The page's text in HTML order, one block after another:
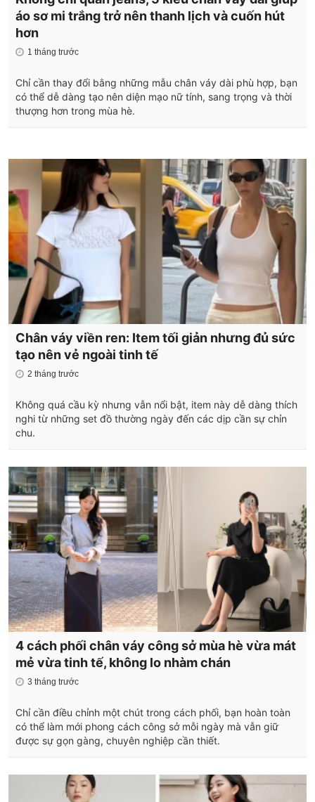
áo sơ mi trắng trở nên thanh lịch và cuốn hút
hơn
1 tháng trước
Chỉ cần thay đổi bằng những mẫu chân váy dài phù hợp, bạn
có thể dễ dàng tạo nên diện mạo nữ tính, sang trọng và thời
thượng hơn trong mùa hè.
Chân váy viền ren: Item tối giản nhưng đủ sức
tạo nên vẻ ngoài tinh tế
2 tháng trước
Không quá cầu kỳ nhưng vẫn nổi bật, item này dễ dàng thích
nghi từ những set đồ thường ngày đến các dịp cần sự chỉn
chu.
4 cách phối chân váy công sở mùa hè vừa mát
mẻ vừa tinh tế, không lo nhàm chán
3 tháng trước
Chỉ cần điều chỉnh một chút trong cách phối, bạn hoàn toàn
có thể làm mới phong cách công sở mỗi ngày mà vẫn giữ
được sự gọn gàng, chuyên nghiệp cần thiết.